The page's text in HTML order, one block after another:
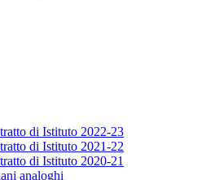
di Istituto 2022-23
di Istituto 2021-22
di Istituto 2020-21
analoghi